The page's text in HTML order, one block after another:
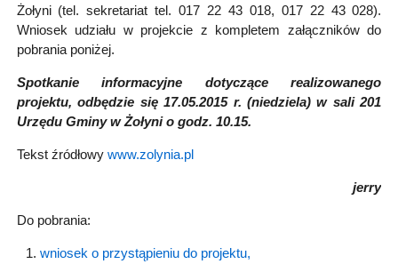
Żołyni (tel. sekretariat tel. 017 22 43 018, 017 22 43 028).
Wniosek udziału w projekcie z kompletem załączników do
pobrania poniżej.
Spotkanie informacyjne dotyczące realizowanego
projektu, odbędzie się 17.05.2015 r. (niedziela) w sali 201
Urzędu Gminy w Żołyni o godz. 10.15.
Tekst źródłowy www.zolynia.pl
jerry
Do pobrania:
wniosek o przystąpieniu do projektu,